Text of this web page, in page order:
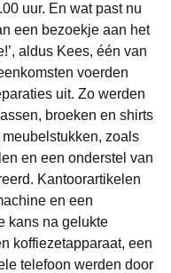
uur. En wat past nu
een bezoekje aan het
aldus Kees, één van
voerden
uit. Zo werden
broeken en shirts
zoals
en een onderstel van
Kantoorartikelen
en een
kans na gelukte
koffiezetapparaat, een
telefoon werden door